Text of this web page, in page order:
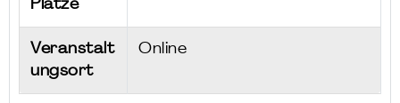
Plätze
Veranstalt
ungsort
Online